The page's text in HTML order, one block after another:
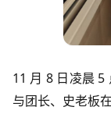
11 月 8 日凌晨
与团长、史老板